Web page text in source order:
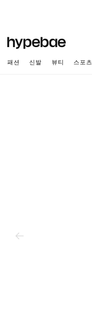
패션 신발 뷰티 스포츠